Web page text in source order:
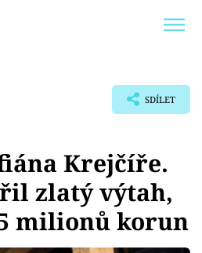
SDÍLET
Krejčíře.
zlatý výtah,
milionů korun